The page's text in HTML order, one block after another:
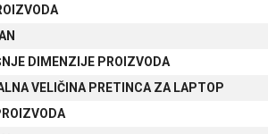
DIMENZIJE PROIZVODA
VELIČINA PRETINCA ZA LAPTOP